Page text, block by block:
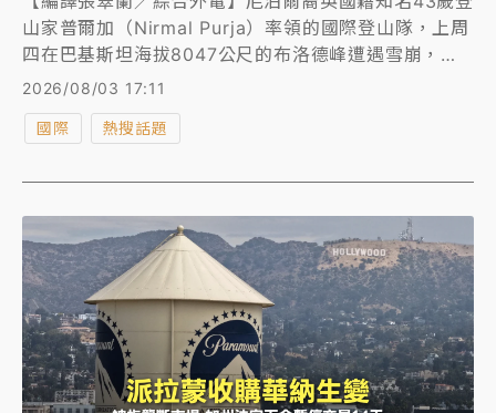
山家普爾加（Nirmal Purja）率領的國際登山隊，上周
四在巴基斯坦海拔8047公尺的布洛德峰遭遇雪崩，周
日（8/2）證實已尋獲他的遺體，確認全員10人全數遇
蹟被拍成Netflix紀錄片《勇闖世界14高峰：挑戰不可
爾總理也表哀悼，他的小學母校師生點蠟燭追思，稱其
「勇敢樹立榜樣，也為尼泊爾贏得榮譽」。
2026/08/03 17:11
國際 熱搜話題